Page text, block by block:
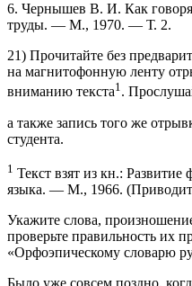
6. Чернышев В. И. Как
труды. — М., 1970. — Т. 2.
21) Прочитайте без
на магнитофонную ленту
вниманию текста1.
а также запись того же
студента.
1 Текст взят из кн.:
языка. — М., 1966.
Укажите слова,
проверьте правильность их
«Орфоэпическому словарю
Было уже совсем поздно,